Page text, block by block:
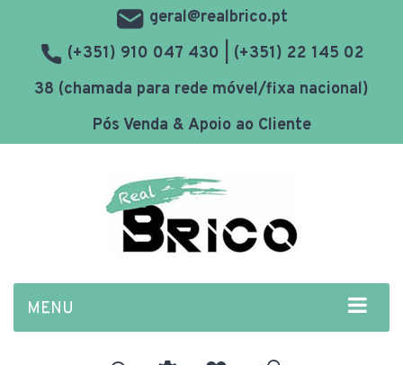
geral@realbrico.pt
(+351) 910 047 430 | (+351) 22 145 02
38 (chamada para rede móvel/fixa nacional)
Pós Venda & Apoio ao Cliente
MENU